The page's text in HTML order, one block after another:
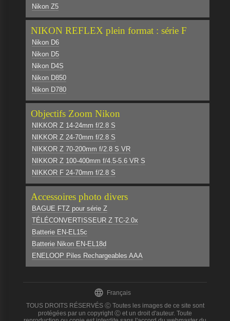
Nikon Z5
NIKON REFLEX plein format : série F
Nikon D6
Nikon D5
Nikon D4S
Nikon D850
Nikon D780
Objectifs Zoom Nikon
NIKKOR Z 14-24mm f/2.8 S
NIKKOR Z 24-70mm f/2.8 S
NIKKOR Z 70-200mm f/2.8 S VR
NIKKOR Z 100-400mm f/4.5-5.6 VR S
NIKKOR F 24-70mm f/2.8 S
Accessoires photo divers
BAGUE FTZ pour série Z
TÉLÉCONVERTISSEUR Z TC-2.0x
Batterie EN-EL15c
Batterie Nikon EN-EL18d
ENELOOP Piles Rechargeables AAA
 Français
TOUS DROITS RÉSERVÉS Ⓒ Toutes les images de ce site sont
protégées par un copyright Ⓒ et un droit d'auteur. Toute